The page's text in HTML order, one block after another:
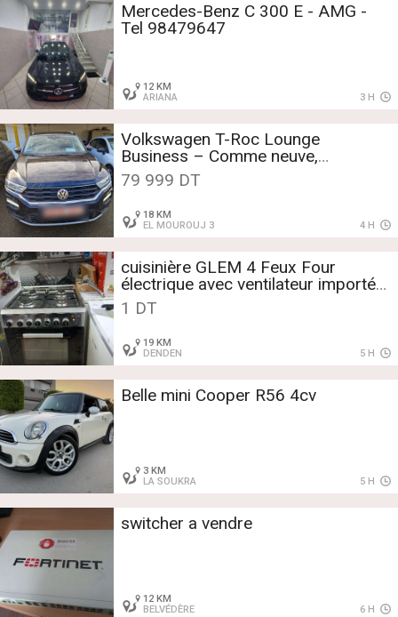
Mercedes-Benz C 300 E - AMG -
Tel 98479647
12 KM
ARIANA
3 H
Volkswagen T-Roc Lounge
Business – Comme neuve,
dédouanée, 76 771 km
79 999 DT
18 KM
EL MOUROUJ 3
4 H
cuisinière GLEM 4 Feux Four
électrique avec ventilateur importé
état comme neuf
1 DT
19 KM
DENDEN
5 H
Belle mini Cooper R56 4cv
3 KM
LA SOUKRA
5 H
switcher a vendre
12 KM
BELVÉDÈRE
6 H